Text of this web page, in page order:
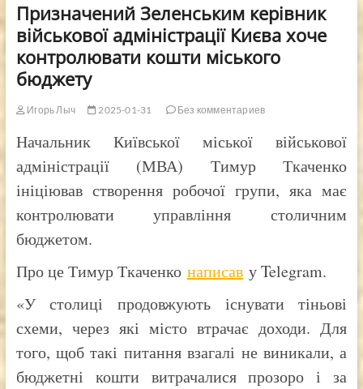
Призначений Зеленським керівник
військової адміністрації Києва хоче
контролювати кошти міського
бюджету
Игорь Лыч 2025-01-31 Без комментариев
Начальник Київської міської військової
адміністрації (МВА) Тимур Ткаченко
ініціював створення робочої групи, яка має
контролювати управління столичним
бюджетом.
Про це Тимур Ткаченко написаву Telegram.
«У столиці продовжують існувати тіньові
схеми, через які місто втрачає доходи. Для
того, щоб такі питання взагалі не виникали, а
бюджетні кошти витрачалися прозоро і за